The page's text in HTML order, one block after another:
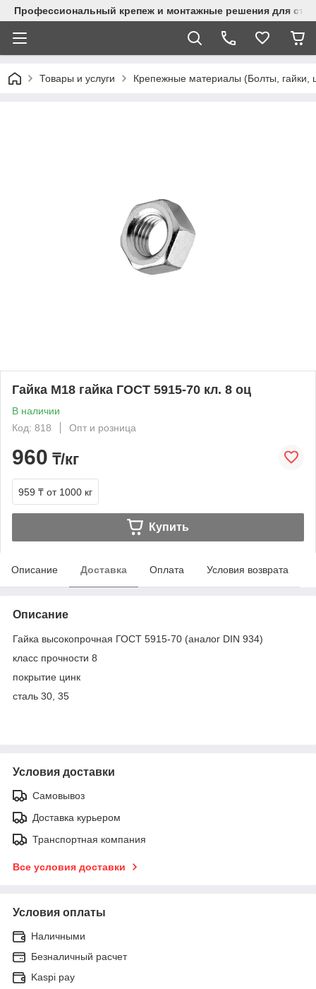
Профессиональный крепеж и монтажные решения для
Товары и услуги Крепежные материалы (Болты, гайки,
Гайка М18 гайка ГОСТ 5915-70 кл. 8 оц
В наличии
Код: 818
Опт и розница
960 ₸/кг
959 ₸ от 1000 кг
Купить
Описание Доставка Оплата Условия возврата
Описание
Гайка высокопрочная ГОСТ 5915-70 (аналог DIN 934)
класс прочности 8
покрытие цинк
сталь 30, 35
Условия доставки
Самовывоз
Доставка курьером
Транспортная компания
Все условия доставки
Условия оплаты
Наличными
Безналичный расчет
Kaspi pay